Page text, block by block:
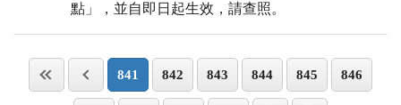
點」，並自即日起生效，請查照。
841 842 843 844 845 846